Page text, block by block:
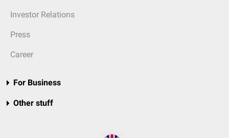
Investor Relations
Press
Career
For Business
Other stuff